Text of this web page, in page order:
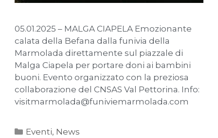
05.01.2025 – MALGA CIAPELA Emozionante
calata della Befana dalla funivia della
Marmolada direttamente sul piazzale di
Malga Ciapela per portare doni ai bambini
buoni. Evento organizzato con la preziosa
collaborazione del CNSAS Val Pettorina. Info:
visitmarmolada@funiviemarmolada.com
Eventi, News